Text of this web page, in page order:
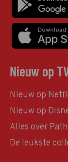
Nieuw op
Nieuw op
Nieuw op
Alles over
De leukste